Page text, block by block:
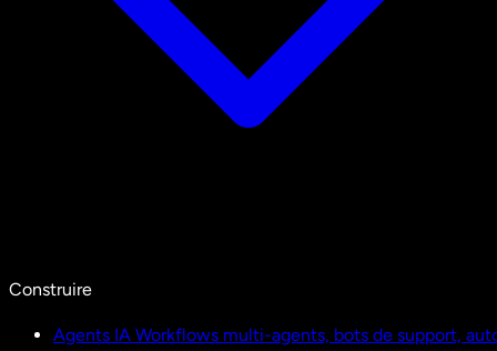
Construire
Agents IA Workflows multi-agents, bots de support,